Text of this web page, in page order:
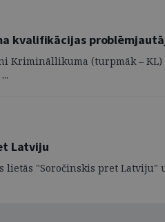
kvalifikācijas
Krimināllikuma (turpmāk –
Latviju
lietās "Soročinskis pret